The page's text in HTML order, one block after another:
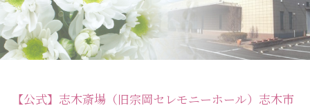
【公式】志木斎場（旧宗岡セレモニーホール）志木市